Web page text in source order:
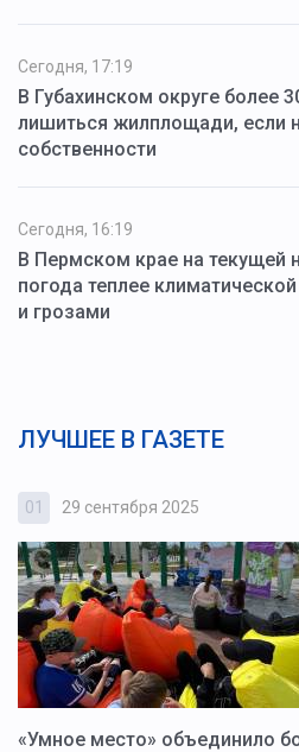
Сегодня, 17:19
В Губахинском округе более
лишиться жилплощади, если
собственности
Сегодня, 16:19
В Пермском крае на текущей
погода теплее
и грозами
ЛУЧШЕЕ В ГАЗЕТЕ
01 29 сентября 2025
«Умное место» объединило